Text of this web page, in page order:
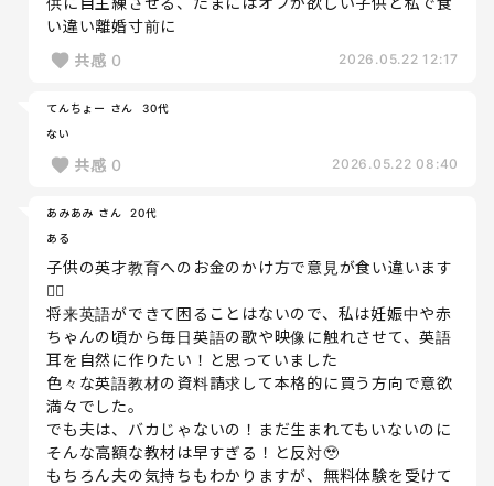
い違い離婚寸前に
共感 0 2026.05.22 12:17
てんちょー さん
30代
ない
共感 0 2026.05.22 08:40
あみあみ さん
20代
ある
子供の英才教育へのお金のかけ方で意見が食い違います
😵‍💫
将来英語ができて困ることはないので、私は妊娠中や赤
ちゃんの頃から毎日英語の歌や映像に触れさせて、英語
耳を自然に作りたい！と思っていました
色々な英語教材の資料請求して本格的に買う方向で意欲
満々でした。
でも夫は、バカじゃないの！まだ生まれてもいないのに
そんな高額な教材は早すぎる！と反対🥹
もちろん夫の気持ちもわかりますが、無料体験を受けて